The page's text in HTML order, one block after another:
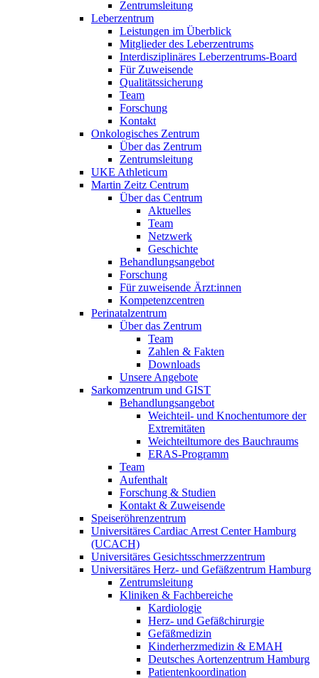
Zentrumsleitung
Leberzentrum
Leistungen im Überblick
Mitglieder des Leberzentrums
Interdisziplinäres Leberzentrums-Board
Für Zuweisende
Qualitätssicherung
Team
Forschung
Kontakt
Onkologisches Zentrum
Über das Zentrum
Zentrumsleitung
UKE Athleticum
Martin Zeitz Centrum
Über das Centrum
Aktuelles
Team
Netzwerk
Geschichte
Behandlungsangebot
Forschung
Für zuweisende Ärzt:innen
Kompetenzcentren
Perinatalzentrum
Über das Zentrum
Team
Zahlen & Fakten
Downloads
Unsere Angebote
Sarkomzentrum und GIST
Behandlungsangebot
Weichteil- und Knochentumore der
Extremitäten
Weichteiltumore des Bauchraums
ERAS-Programm
Team
Aufenthalt
Forschung & Studien
Kontakt & Zuweisende
Speiseröhrenzentrum
Universitäres Cardiac Arrest Center Hamburg
(UCACH)
Universitäres Gesichtsschmerzzentrum
Universitäres Herz- und Gefäßzentrum Hamburg
Zentrumsleitung
Kliniken & Fachbereiche
Kardiologie
Herz- und Gefäßchirurgie
Gefäßmedizin
Kinderherzmedizin & EMAH
Deutsches Aortenzentrum Hamburg
Patientenkoordination